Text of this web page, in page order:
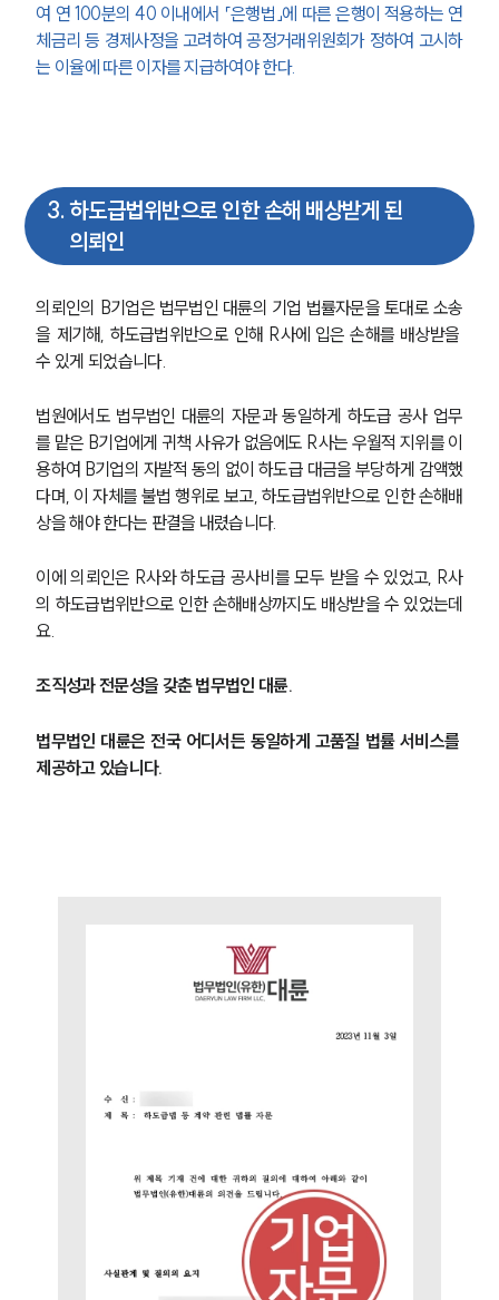
SERVICES
기업법무그룹 업무
전체
여 연 100분의 40 이내에서 「은행법」에 따른 은행이 적용하는 연
체금리 등 경제사정을 고려하여 공정거래위원회가 정하여 고시하
는 이율에 따른 이자를 지급하여야 한다.
3.하도급법위반으로 인한 손해 배상받게 된
의뢰인
의뢰인의 B기업은 법무법인 대륜의 기업 법률자문을 토대로 소송
을 제기해, 하도급법위반으로 인해 R사에 입은 손해를 배상받을
수 있게 되었습니다.
법원에서도 법무법인 대륜의 자문과 동일하게 하도급 공사 업무
를 맡은 B기업에게 귀책 사유가 없음에도 R사는 우월적 지위를 이
용하여 B기업의 자발적 동의 없이 하도급 대금을 부당하게 감액했
다며, 이 자체를 불법 행위로 보고, 하도급법위반으로 인한 손해배
상을 해야 한다는 판결을 내렸습니다.
이에 의뢰인은 R사와 하도급 공사비를 모두 받을 수 있었고, R사
의 하도급법위반으로 인한 손해배상까지도 배상받을 수 있었는데
요.
조직성과 전문성을 갖춘 법무법인 대륜.
법무법인 대륜은 전국 어디서든 동일하게 고품질 법률 서비스를
제공하고 있습니다.